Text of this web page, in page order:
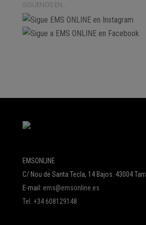
SIGUENOS EN…
EMSONLINE
C/ Nou de Santa Tecla, 14 Bajos. 43004
E-mail: ems@emsonline.es
Tel. +34 608129148